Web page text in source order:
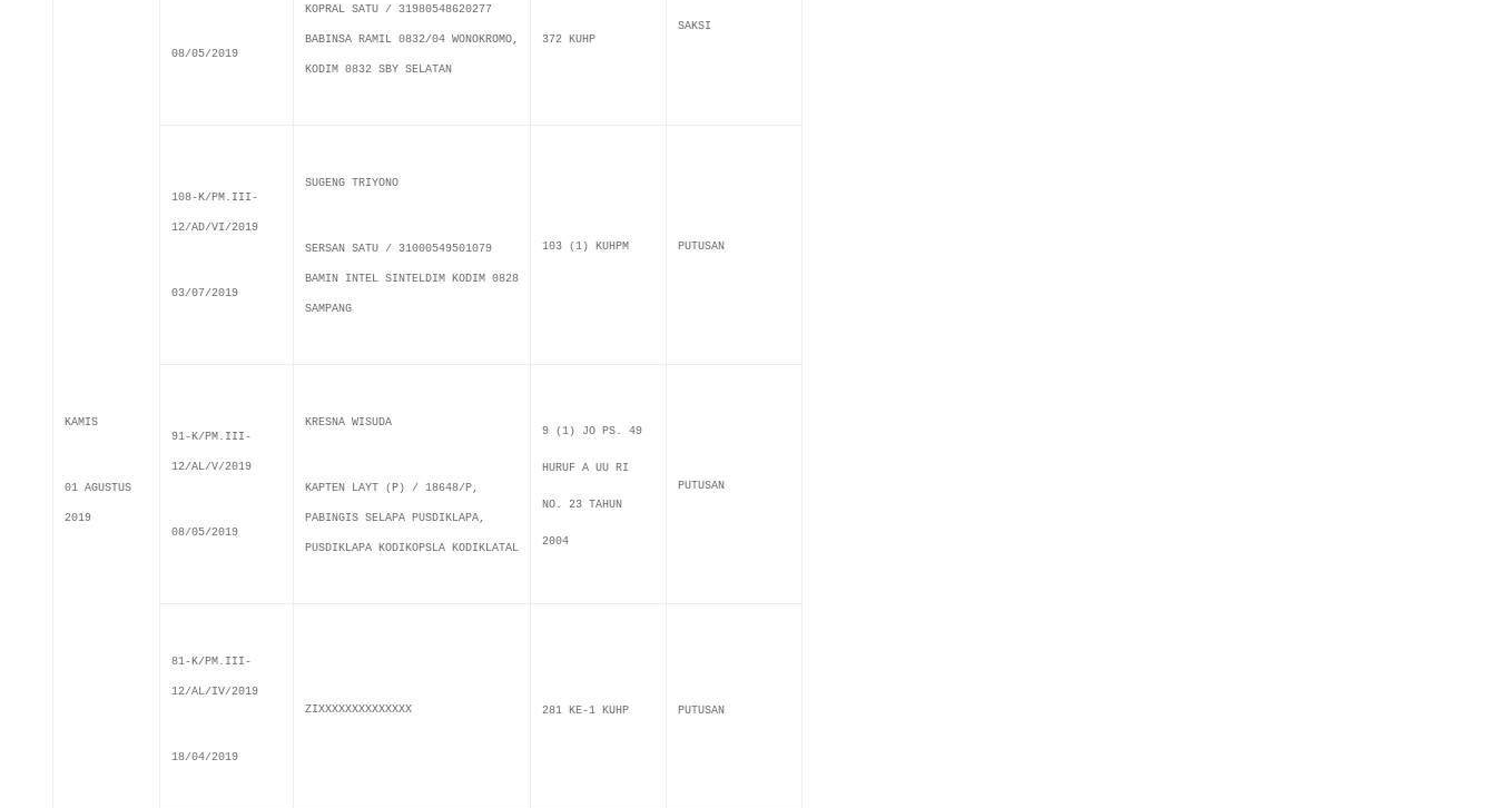
KAMIS
01 AGUSTUS
2019
08/05/2019
KOPRAL SATU / 31980548620277
BABINSA RAMIL 0832/04 WONOKROMO,
KODIM 0832 SBY SELATAN
372 KUHP
SAKSI
108-K/PM.III-
12/AD/VI/2019
03/07/2019
SUGENG TRIYONO
SERSAN SATU / 31000549501079
BAMIN INTEL SINTELDIM KODIM 0828
SAMPANG
103 (1) KUHPM PUTUSAN
91-K/PM.III-
12/AL/V/2019
08/05/2019
KRESNA WISUDA
KAPTEN LAYT (P) / 18648/P,
PABINGIS SELAPA PUSDIKLAPA,
PUSDIKLAPA KODIKOPSLA KODIKLATAL
9 (1) JO PS. 49
HURUF A UU RI
NO. 23 TAHUN
2004
PUTUSAN
81-K/PM.III-
12/AL/IV/2019
18/04/2019
ZIXXXXXXXXXXXXXX 281 KE-1 KUHP PUTUSAN